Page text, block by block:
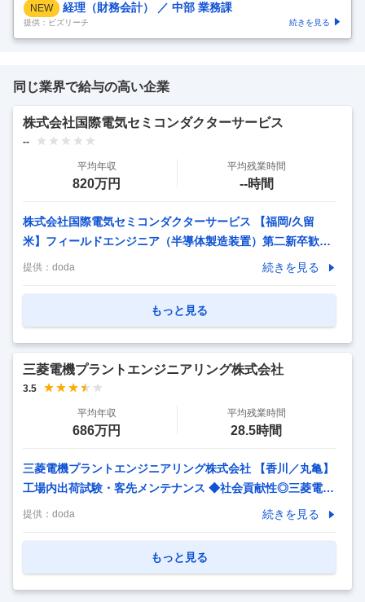
NEW 経理（財務会計） ／ 中部 業務課
提供：ビズリーチ 続きを見る
同じ業界で給与の高い企業
株式会社国際電気セミコンダクターサービス
--
平均年収
820万円
平均残業時間
--時間
株式会社国際電気セミコンダクターサービス 【福岡/久留
米】フィールドエンジニア（半導体製造装置）第二新卒歓迎
◇プライム上場G／年休125日 【仕事内容】 【福岡/久留米】
未経験歓迎！プライム上場半導体装置メーカーのグループ会
厚生で長期的就業 ■業務内容：半導体製造装置（株式会社KO
て、国内外の顧客工場にて
提供： doda 続きを見る
もっと見る
三菱電機プラントエンジニアリング株式会社
3.5
平均年収
686万円
平均残業時間
28.5時間
三菱電機プラントエンジニアリング株式会社 【香川／丸亀】
工場内出荷試験・客先メンテナンス ◆社会貢献性◎三菱電機
Gの安定経営基盤◎年休127日 【仕事内容】 【香川／丸亀】
力を長期的に高められる環境／三菱電機100％出資会社／SD
提供： doda 続きを見る
もっと見る